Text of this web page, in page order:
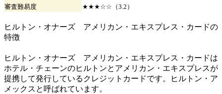
審査難易度 ★★★☆☆（3.2）
ヒルトン・オナーズ アメリカン・エキスプレス・カードの
特徴
ヒルトン・オナーズ アメリカン・エキスプレス・カードは
ホテル・チェーンのヒルトンとアメリカン・エキスプレスが
提携して発行しているクレジットカードです。ヒルトン・ア
メックスと呼ばれています。